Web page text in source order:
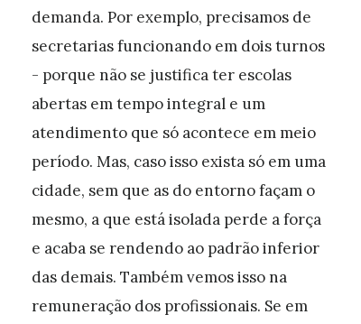
demanda. Por exemplo, precisamos de
secretarias funcionando em dois turnos
- porque não se justifica ter escolas
abertas em tempo integral e um
atendimento que só acontece em meio
período. Mas, caso isso exista só em uma
cidade, sem que as do entorno façam o
mesmo, a que está isolada perde a força
e acaba se rendendo ao padrão inferior
das demais. Também vemos isso na
remuneração dos profissionais. Se em